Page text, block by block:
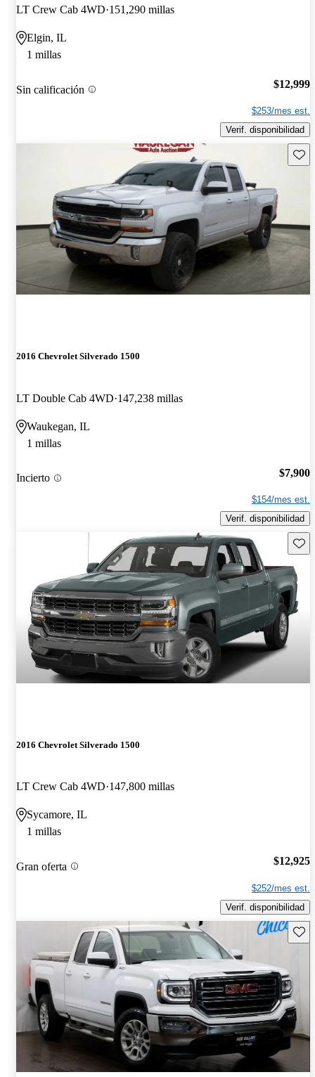
LT Crew Cab 4WD 151,290 millas
Elgin, IL
1 millas
Sin calificación $12,999
$253/mes est.
Verif. disponibilidad
2016 Chevrolet Silverado 1500
LT Double Cab 4WD 147,238 millas
Waukegan, IL
1 millas
Incierto $7,900
$154/mes est.
Verif. disponibilidad
2016 Chevrolet Silverado 1500
LT Crew Cab 4WD 147,800 millas
Sycamore, IL
1 millas
Gran oferta $12,925
$252/mes est.
Verif. disponibilidad